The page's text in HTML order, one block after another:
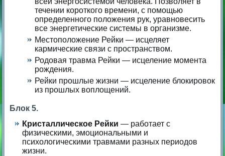
течении короткого времени, с помощью
определенного положения рук, уравновесить
все энергетические системы в организме.
Местоположение Рейки — исцеляет
кармические связи с пространством.
Родовая травма Рейки — исцеление момента
рождения.
Рейки прошлые жизни — исцеление блокировок
из прошлых воплощений.
Блок 5.
Кристаллическое Рейки — работает с
физическими, эмоциональными и
психологическими травмами разных периодов
жизни.